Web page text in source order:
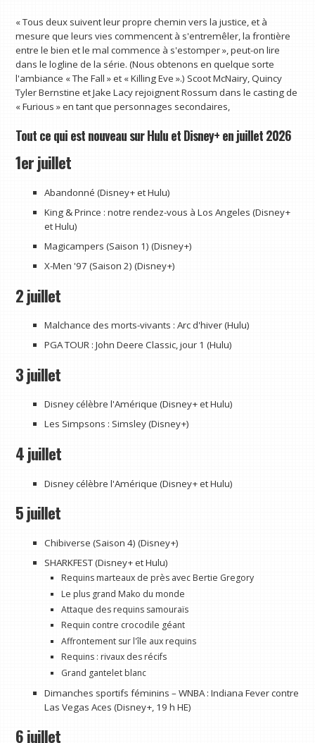
« Tous deux suivent leur propre chemin vers la justice, et à
mesure que leurs vies commencent à s'entremêler, la frontière
entre le bien et le mal commence à s'estomper », peut-on lire
dans le logline de la série. (Nous obtenons en quelque sorte
l'ambiance « The Fall » et « Killing Eve ».) Scoot McNairy, Quincy
Tyler Bernstine et Jake Lacy rejoignent Rossum dans le casting de
« Furious » en tant que personnages secondaires,
Tout ce qui est nouveau sur Hulu et Disney+ en juillet 2026
1er juillet
Abandonné (Disney+ et Hulu)
King & Prince : notre rendez-vous à Los Angeles (Disney+
et Hulu)
Magicampers (Saison 1) (Disney+)
X-Men '97 (Saison 2) (Disney+)
2 juillet
Malchance des morts-vivants : Arc d'hiver (Hulu)
PGA TOUR : John Deere Classic, jour 1 (Hulu)
3 juillet
Disney célèbre l'Amérique (Disney+ et Hulu)
Les Simpsons : Simsley (Disney+)
4 juillet
Disney célèbre l'Amérique (Disney+ et Hulu)
5 juillet
Chibiverse (Saison 4) (Disney+)
SHARKFEST (Disney+ et Hulu)
Requins marteaux de près avec Bertie Gregory
Le plus grand Mako du monde
Attaque des requins samouraïs
Requin contre crocodile géant
Affrontement sur l'île aux requins
Requins : rivaux des récifs
Grand gantelet blanc
Dimanches sportifs féminins – WNBA : Indiana Fever contre
Las Vegas Aces (Disney+, 19 h HE)
6 juillet